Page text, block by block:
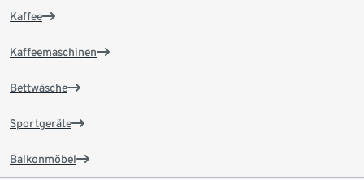
Kaffee
Kaffeemaschinen
Bettwäsche
Sportgeräte
Balkonmöbel